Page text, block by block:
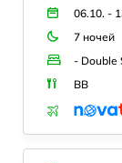
06.10. -
7 ночей
- Double
BB